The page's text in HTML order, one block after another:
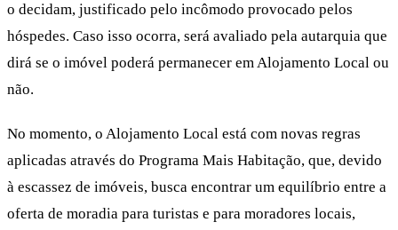
o decidam, justificado pelo incômodo provocado pelos
hóspedes. Caso isso ocorra, será avaliado pela autarquia que
dirá se o imóvel poderá permanecer em Alojamento Local ou
não.
No momento, o Alojamento Local está com novas regras
aplicadas através do Programa Mais Habitação, que, devido
à escassez de imóveis, busca encontrar um equilíbrio entre a
oferta de moradia para turistas e para moradores locais,